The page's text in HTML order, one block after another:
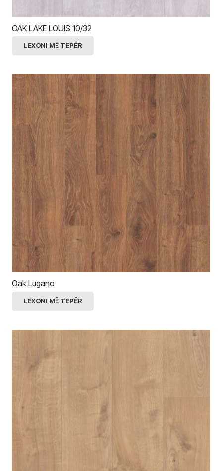
OAK LAKE LOUIS 10/32
LEXONI MË TEPËR
Oak Lugano
LEXONI MË TEPËR